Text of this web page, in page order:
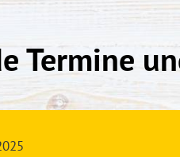
Termine